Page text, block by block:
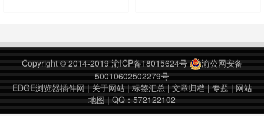
组，拉近距离- 与家人、同学和其他
与多位好友分享重要的……
或动态消息，或者储存在Keep中，
文字，轻松分享当您想要分享网页
上……
Copyright © 2014-2019 渝ICP备18015624号
渝公网安备
50010602502279号
EDGE浏览器插件网 | 关于网站| 标签汇总| 文章归档 | 专题 | 网站
地图 | QQ：572122102